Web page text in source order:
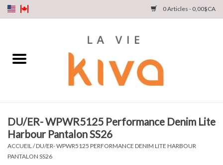
0 Articles - 0,00$CA
MAGASINEZ
NOTRE HISTOIRE
DU/ER- WPWR5125 Performance Denim Lite
Harbour Pantalon SS26
ACCUEIL /DU/ER- WPWR5125 PERFORMANCE DENIM LITE HARBOUR
PANTALON SS26